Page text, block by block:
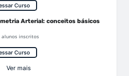
Curso
Arterial: conceitos básicos
alunos inscritos
Curso
Ver mais